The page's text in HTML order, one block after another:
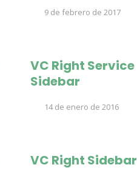
9 de febrero de 2017
VC Right Service
Sidebar
14 de enero de 2016
VC Right Sidebar